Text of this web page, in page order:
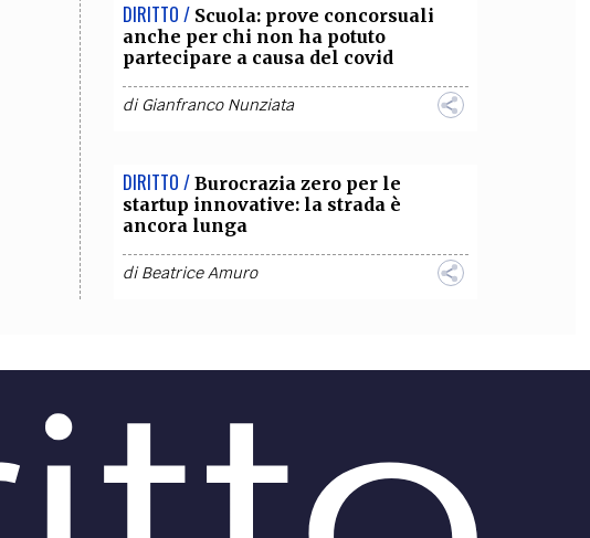
DIRITTO / Scuola: prove concorsuali
anche per chi non ha potuto
partecipare a causa del covid
diGianfranco Nunziata
DIRITTO / Burocrazia zero per le
startup innovative: la strada è
ancora lunga
diBeatrice Amuro